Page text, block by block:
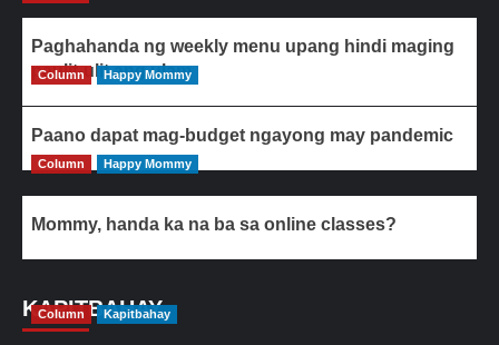
Paghahanda ng weekly menu upang hindi maging
paulit-ulit ang ulam
Column Happy Mommy
Paano dapat mag-budget ngayong may pandemic
Column Happy Mommy
Mommy, handa ka na ba sa online classes?
KAPITBAHAY
Column Kapitbahay